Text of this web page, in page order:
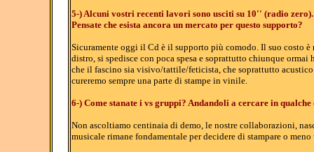
5-) Alcuni vostri recenti lavori sono usciti su 10'' (radio
Pensate che esista ancora un mercato per questo supporto?
Sicuramente oggi il Cd è il supporto più comodo. Il suo costo
distro, si spedisce con poca spesa e soprattutto chiunque
che il fascino sia visivo/tattile/feticista, che soprattutto
cureremo sempre una parte di stampe in vinile.
6-) Come stanate i vs gruppi? Andandoli a cercare in
Non ascoltiamo centinaia di demo, le nostre collaborazioni,
musicale rimane fondamentale per decidere di stampare o